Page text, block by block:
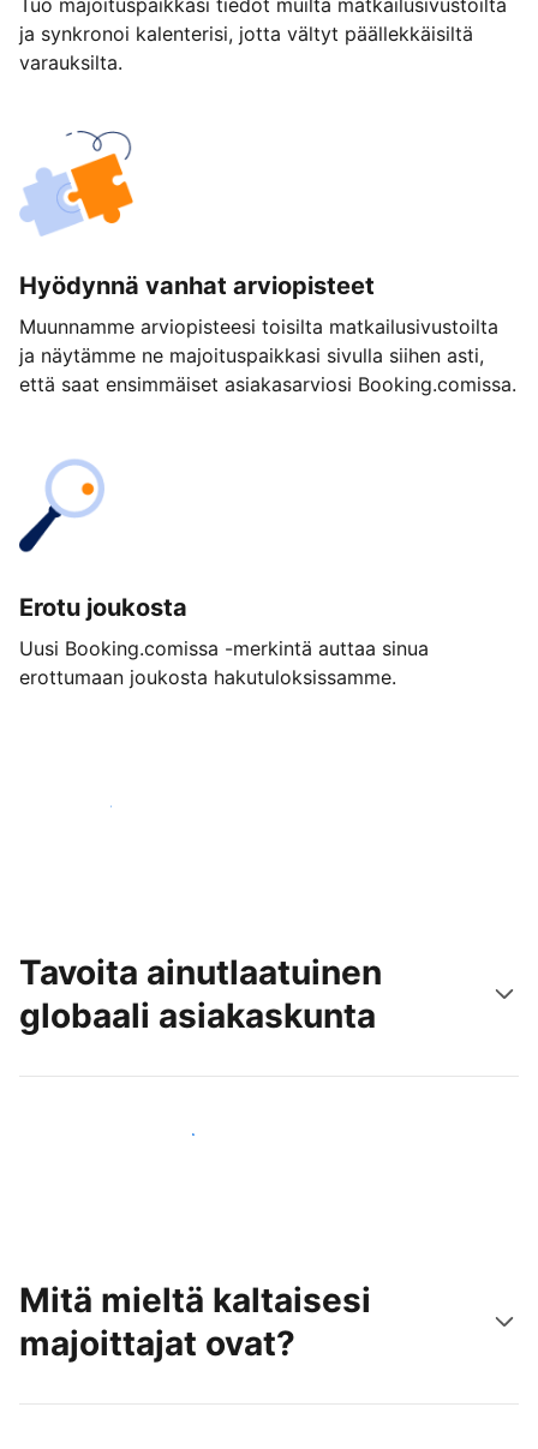
Tuo majoituspaikkasi tiedot muilta matkailusivustoilta
ja synkronoi kalenterisi, jotta vältyt päällekkäisiltä
varauksilta.
Hyödynnä vanhat arviopisteet
Muunnamme arviopisteesi toisilta matkailusivustoilta
ja näytämme ne majoituspaikkasi sivulla siihen asti,
että saat ensimmäiset asiakasarviosi Booking.comissa.
Erotu joukosta
Uusi Booking.comissa -merkintä auttaa sinua
erottumaan joukosta hakutuloksissamme.
Aloita jo tänään
Tavoita ainutlaatuinen
globaali asiakaskunta
Tavoita uusia asiakkaita jo tänään
Mitä mieltä kaltaisesi
majoittajat ovat?